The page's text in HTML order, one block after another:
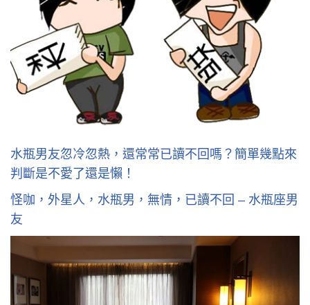
水瓶男友忽冷忽熱，還常常已讀不回嗎？簡單幾點來
判斷是不愛了還是懶！
怪咖，外星人，水瓶男，無情，已讀不回 – 水瓶座男
友